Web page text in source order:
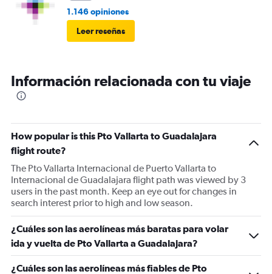
1.146 opiniones
Leer reseñas
Información relacionada con tu viaje
How popular is this Pto Vallarta to Guadalajara
flight route?
The Pto Vallarta Internacional de Puerto Vallarta to
Internacional de Guadalajara flight path was viewed by 3
users in the past month. Keep an eye out for changes in
search interest prior to high and low season.
¿Cuáles son las aerolíneas más baratas para volar
ida y vuelta de Pto Vallarta a Guadalajara?
¿Cuáles son las aerolíneas más fiables de Pto